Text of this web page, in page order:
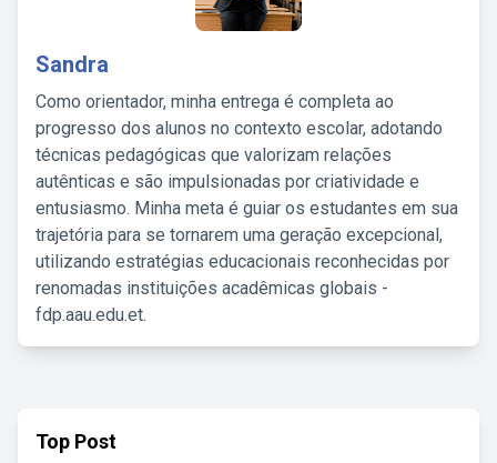
Sandra
Como orientador, minha entrega é completa ao
progresso dos alunos no contexto escolar, adotando
técnicas pedagógicas que valorizam relações
autênticas e são impulsionadas por criatividade e
entusiasmo. Minha meta é guiar os estudantes em sua
trajetória para se tornarem uma geração excepcional,
utilizando estratégias educacionais reconhecidas por
renomadas instituições acadêmicas globais -
fdp.aau.edu.et.
Top Post